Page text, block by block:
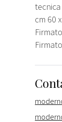
cm 60